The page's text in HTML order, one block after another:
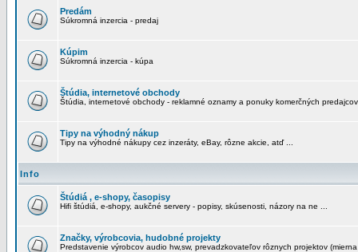
Predám
Súkromná inzercia - predaj
Kúpim
Súkromná inzercia - kúpa
Štúdia, internetové obchody
Štúdia, internetové obchody - reklamné oznamy a ponuky komerčných predajcov
Tipy na výhodný nákup
Tipy na výhodné nákupy cez inzeráty, eBay, rôzne akcie, atď ...
Info
Štúdiá , e-shopy, časopisy
Hifi štúdiá, e-shopy, aukčné servery - popisy, skúsenosti, názory na ne ...
Značky, výrobcovia, hudobné projekty
Predstavenie výrobcov audio hw,sw, prevadzkovateľov rôznych projektov